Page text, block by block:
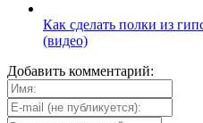
Как сделать полки из
(видео)
Добавить комментарий: